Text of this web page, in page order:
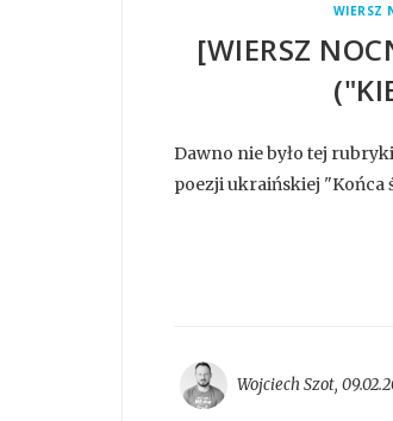
WIERSZ
[WIERSZ
Dawno nie było tej
poezji ukraińskiej "Końca
Wojciech Szot,